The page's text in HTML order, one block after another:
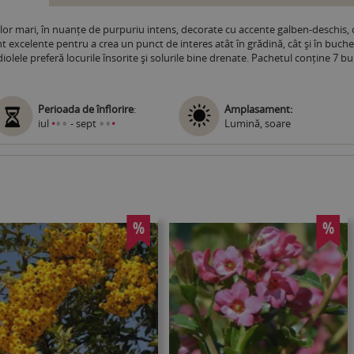
mari, în nuanțe de purpuriu intens, decorate cu accente galben-
excelente pentru a crea un punct de interes atât în grădină, cât și în
preferă locurile însorite și solurile bine drenate. Pachetul conține 7
Perioada de înflorire:
iul ••• - sept •••
Amplasament:
Lumină, soare
% %